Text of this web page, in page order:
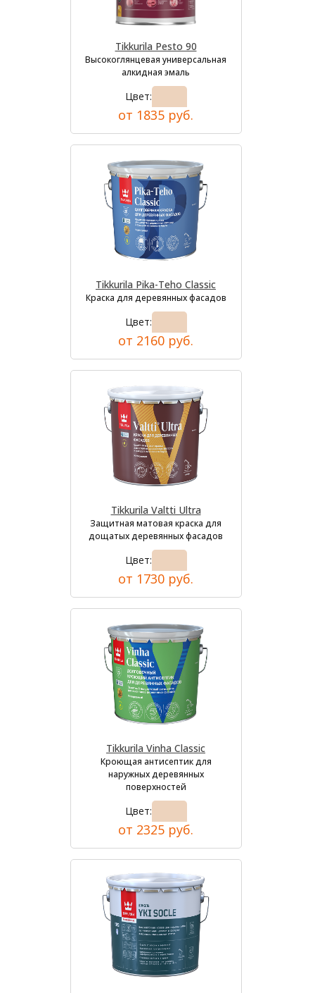
Tikkurila Pesto 90
Высокоглянцевая универсальная
алкидная эмаль
Цвет:
от 1835 руб.
Tikkurila Pika-Teho Classic
Краска для деревянных фасадов
Цвет:
от 2160 руб.
Tikkurila Valtti Ultra
Защитная матовая краска для
дощатых деревянных фасадов
Цвет:
от 1730 руб.
Tikkurila Vinha Classic
Кроющая антисептик для
наружных деревянных
поверхностей
Цвет:
от 2325 руб.